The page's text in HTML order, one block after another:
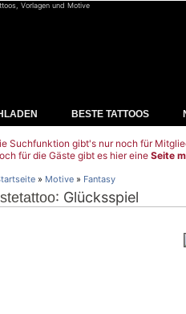
Vorlagen und Motive
BESTE TATTOOS
Suchfunktion gibt's nur noch für
für die Gäste gibt es hier eine Seite
» Motive » Fantasy
: Glücksspiel